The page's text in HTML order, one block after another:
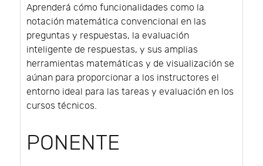
Aprenderá cómo funcionalidades como la
notación matemática convencional en las
preguntas y respuestas, la evaluación
inteligente de respuestas, y sus amplias
herramientas matemáticas y de visualización se
aúnan para proporcionar a los instructores el
entorno ideal para las tareas y evaluación en los
cursos técnicos.
PONENTE